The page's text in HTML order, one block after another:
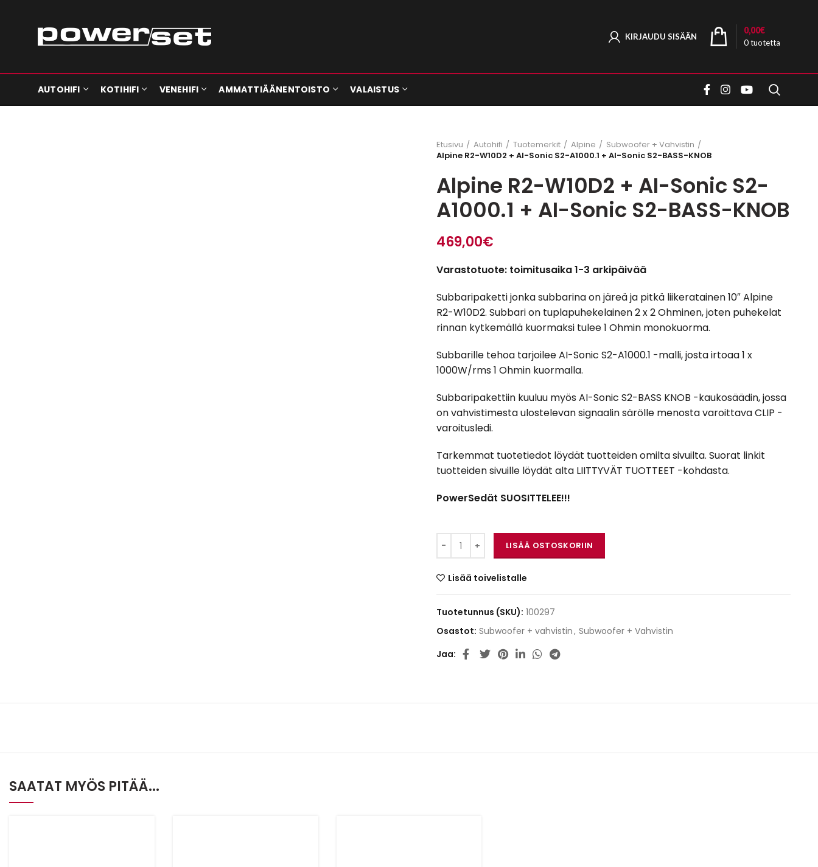
KIRJAUDU SISÄÄN
0tuotetta
0,00€
AUTOHIFI KOTIHIFI VENEHIFI AMMATTIÄÄNENTOISTO VALAISTUS
Etusivu Autohifi Tuotemerkit Alpine
Subwoofer + Vahvistin
Alpine R2-W10D2 + AI-Sonic S2-A1000.1 + AI-Sonic S2-BASS-KNOB
Alpine R2-W10D2 + AI-Sonic S2-
A1000.1 + AI-Sonic S2-BASS-KNOB
469,00€
Varastotuote: toimitusaika 1-3 arkipäivää
Subbaripaketti jonka subbarina on järeä ja pitkä liikeratainen 10″ Alpine
R2-W10D2. Subbari on tuplapuhekelainen 2 x 2 Ohminen, joten puhekelat
rinnan kytkemällä kuormaksi tulee 1 Ohmin monokuorma.
Subbarille tehoa tarjoilee AI-Sonic S2-A1000.1 -malli, josta irtoaa 1 x
1000W/rms 1 Ohmin kuormalla.
Subbaripakettiin kuuluu myös AI-Sonic S2-BASS KNOB -kaukosäädin, jossa
on vahvistimesta ulostelevan signaalin särölle menosta varoittava CLIP -
varoitusledi.
Tarkemmat tuotetiedot löydät tuotteiden omilta sivuilta. Suorat linkit
tuotteiden sivuille löydät alta LIITTYVÄT TUOTTEET -kohdasta.
PowerSedät SUOSITTELEE!!!
Alpine R2-W10D2 + AI-Sonic S2-A1000.1 + AI-Sonic S2-BASS-KNOB määrä
LISÄÄ OSTOSKORIIN
Lisää toivelistalle
Tuotetunnus (SKU): 100297
Osastot: Subwoofer + vahvistin, Subwoofer + Vahvistin
Jaa
SAATAT MYÖS PITÄÄ...